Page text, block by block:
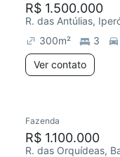
R$ 1.500.000
R. das Antúlias,
300m² 3
Ver contato
Fazenda
R$ 1.100.000
R. das Orquídeas,